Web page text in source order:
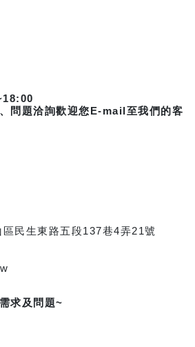
問題洽詢歡迎您E-mail至我們的客
民生東路五段137巷4弄21號
求及問題~